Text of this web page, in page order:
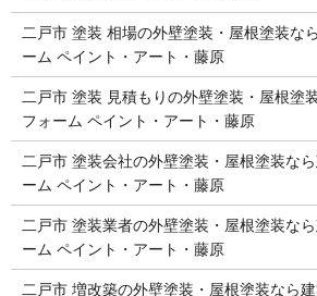
二戸市 塗装 相場の外壁塗装・屋根塗装な
ーム ペイント・アート・藤原
二戸市 塗装 見積もりの外壁塗装・屋根塗
フォーム ペイント・アート・藤原
二戸市 塗装会社の外壁塗装・屋根塗装な
ーム ペイント・アート・藤原
二戸市 塗装業者の外壁塗装・屋根塗装な
ーム ペイント・アート・藤原
二戸市 増改築の外壁塗装・屋根塗装なら